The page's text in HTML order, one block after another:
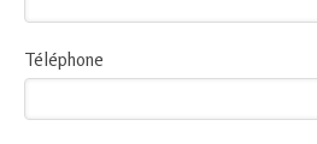
Téléphone